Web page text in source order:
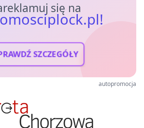
się na
SZCZEGÓŁY
autopromocja